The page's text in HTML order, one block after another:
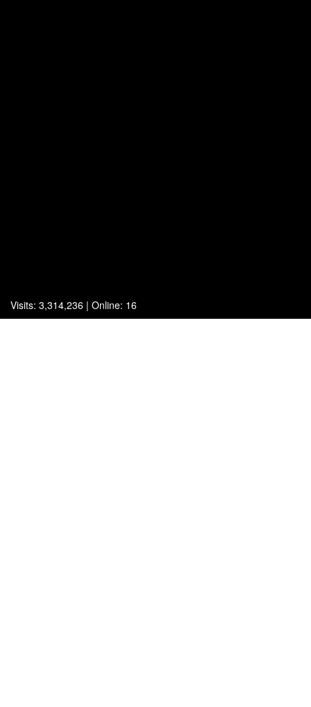
Visits: 3,314,236 | Online: 16